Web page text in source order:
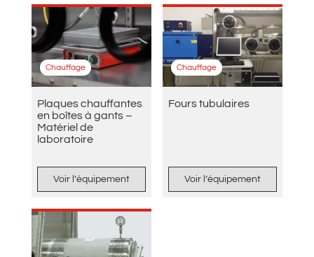
Chauffage
Plaques chauffantes
en boîtes à gants –
Matériel de
laboratoire
Voir l’équipement
Chauffage
Fours tubulaires
Voir l’équipement